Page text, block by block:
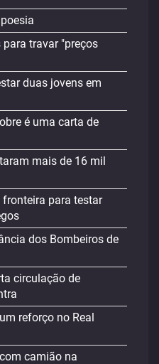
travar "preços
duas jovens em
é uma carta de
mais de 16 mil
para testar
dos Bombeiros de
circulação de
reforço no Real
camião na